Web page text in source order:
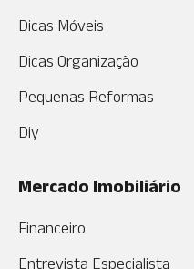
Dicas Móveis
Dicas Organização
Pequenas Reformas
Diy
Mercado Imobiliário
Financeiro
Entrevista Especialista